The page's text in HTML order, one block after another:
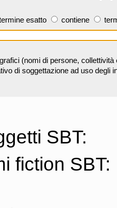
esatto contiene
(nomi di persone,
di soggettazione ad uso degli
SBT:
fiction SBT: